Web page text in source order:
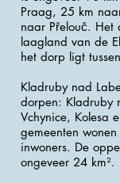
Praag, 25 km
naar Přelouč.
laagland van de
het dorp ligt
Kladruby nad
dorpen: Kladruby
Vchynice, Kolesa
gemeenten
inwoners. De
ongeveer 24 km².